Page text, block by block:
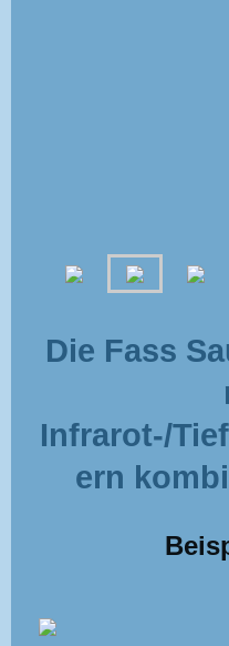
Die Fass
Infrarot-/
ern